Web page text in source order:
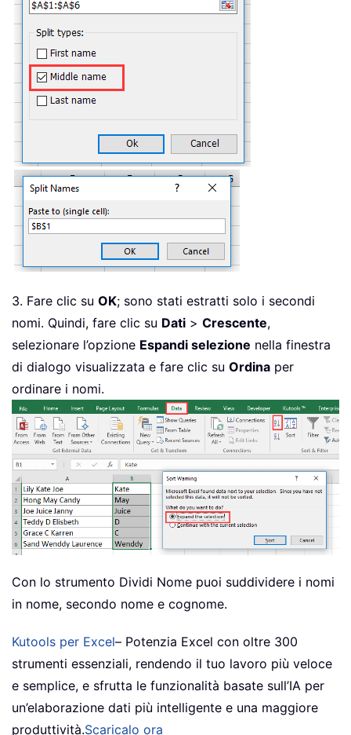
3. Fare clic su OK; sono stati estratti solo i secondi
nomi. Quindi, fare clic su Dati > Crescente,
selezionare l’opzione Espandi selezione nella finestra
di dialogo visualizzata e fare clic su Ordina per
ordinare i nomi.
Con lo strumento Dividi Nome puoi suddividere i nomi
in nome, secondo nome e cognome.
Kutools per Excel– Potenzia Excel con oltre 300
strumenti essenziali, rendendo il tuo lavoro più veloce
e semplice, e sfrutta le funzionalità basate sull’IA per
un’elaborazione dati più intelligente e una maggiore
produttività.Scaricalo ora